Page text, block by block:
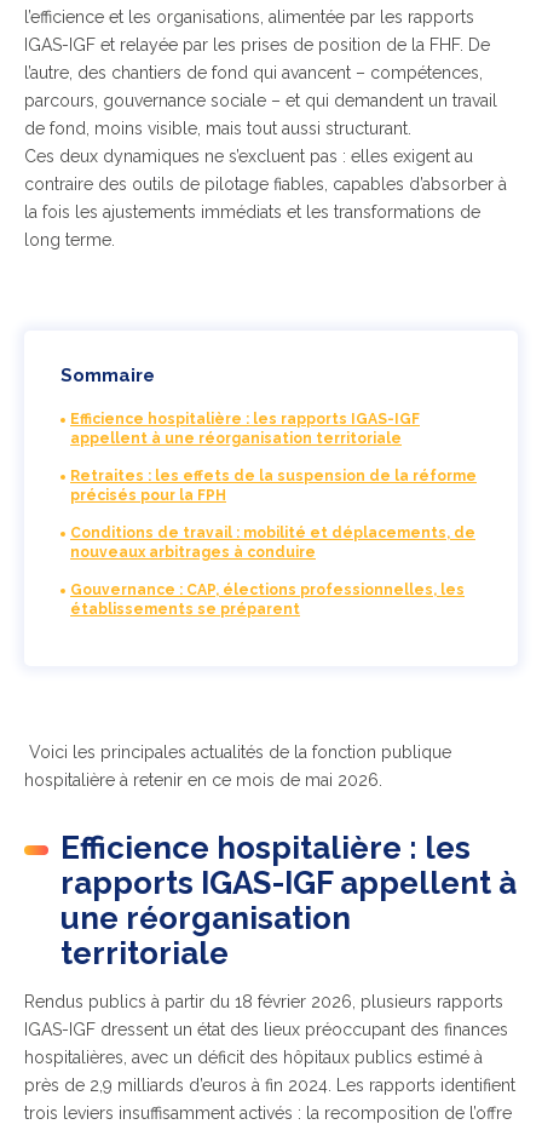
l’efficience et les organisations, alimentée par les rapports
IGAS-IGF et relayée par les prises de position de la FHF. De
l’autre, des chantiers de fond qui avancent – compétences,
parcours, gouvernance sociale – et qui demandent un travail
de fond, moins visible, mais tout aussi structurant.
Ces deux dynamiques ne s’excluent pas : elles exigent au
contraire des outils de pilotage fiables, capables d’absorber à
la fois les ajustements immédiats et les transformations de
long terme.
Sommaire
Efficience hospitalière : les rapports IGAS-IGF
appellent à une réorganisation territoriale
Retraites : les effets de la suspension de la réforme
précisés pour la FPH
Conditions de travail : mobilité et déplacements, de
nouveaux arbitrages à conduire
Gouvernance : CAP, élections professionnelles, les
établissements se préparent
Voici les principales actualités de la fonction publique
hospitalière à retenir en ce mois de mai 2026.
Efficience hospitalière : les
rapports IGAS-IGF appellent à
une réorganisation
territoriale
Rendus publics à partir du 18 février 2026, plusieurs rapports
IGAS-IGF dressent un état des lieux préoccupant des finances
hospitalières, avec un déficit des hôpitaux publics estimé à
près de 2,9 milliards d’euros à fin 2024. Les rapports identifient
trois leviers insuffisamment activés : la recomposition de l’offre